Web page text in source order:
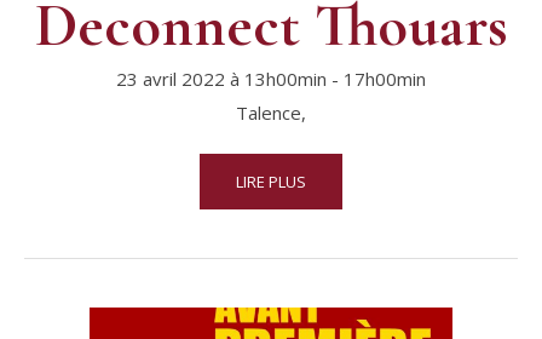
Deconnect Thouars
23 avril 2022 à 13h00min - 17h00min
Talence,
LIRE PLUS